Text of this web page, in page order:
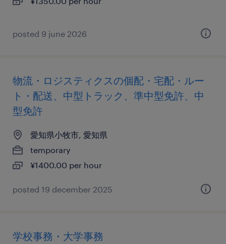
posted 9 june 2026
物流・ロジスティクスの個配・宅配・ルー
ト・配送、中型トラック、準中型免許、中
型免許
愛知県小牧市, 愛知県
temporary
¥1400.00 per hour
posted 19 december 2025
学校事務・大学事務